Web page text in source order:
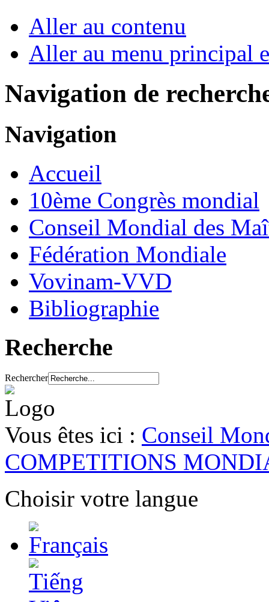
Aller au contenu
Aller au menu principal
Navigation de
Navigation
Accueil
10ème Congrès mondial
Conseil Mondial des
Fédération Mondiale
Vovinam-VVD
Bibliographie
Recherche
Rechercher
Vous êtes ici : Conseil
COMPETITIONS
Choisir votre langue